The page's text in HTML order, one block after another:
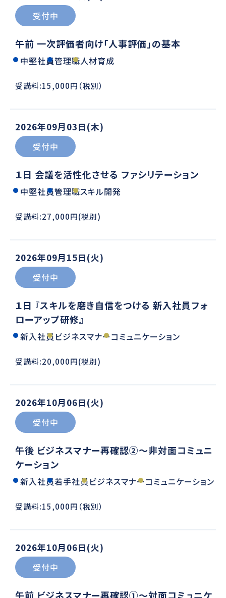
受付中
午前 一次評価者向け「人事評価」の基本
中堅社員管理職人材育成
受講料:15,000円（税別）
2026年09月03日(木)
受付中
１日 会議を活性化させる ファシリテーション
中堅社員管理職スキル開発
受講料:27,000円(税別)
2026年09月15日(火)
受付中
１日 『スキルを磨き自信をつける 新入社員フォ
ローアップ研修』
新入社員 ビジネスマナーコミュニケーション
受講料:20,000円(税別)
2026年10月06日(火)
受付中
午後 ビジネスマナー再確認②～非対面コミュニ
ケーション
新入社員若手社員 ビジネスマナーコミュニケーション
受講料:15,000円（税別）
2026年10月06日(火)
受付中
午前 ビジネスマナー再確認①～対面コミュニケ